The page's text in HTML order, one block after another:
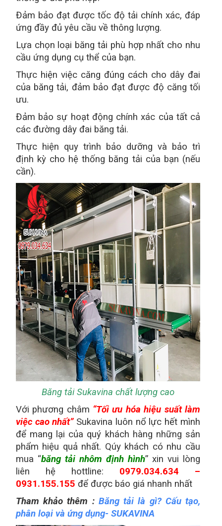
Đảm bảo đạt được tốc độ tải chính xác, đáp
ứng đầy đủ yêu cầu về thông lượng.
Lựa chọn loại băng tải phù hợp nhất cho nhu
cầu ứng dụng cụ thể của bạn.
Thực hiện việc căng đúng cách cho dây đai
của băng tải, đảm bảo đạt được độ căng tối
ưu.
Đảm bảo sự hoạt động chính xác của tất cả
các đường dây đai băng tải.
Thực hiện quy trình bảo dưỡng và bảo trì
định kỳ cho hệ thống băng tải của bạn (nếu
cần).
Băng tải Sukavina chất lượng cao
Với phương châm “Tối ưu hóa hiệu suất làm
việc cao nhất”Sukavina luôn nổ lực hết mình
để mang lại của quý khách hàng những sản
phẩm hiệu quả nhất. Qúy khách có nhu cầu
mua “băng tải nhôm định hình” xin vui lòng
liên hệ hottline: 0979.034.634 –
0931.155.155 để được báo giá nhanh nhất
Tham khảo thêm : Băng tải là gì? Cấu tạo,
phân loại và ứng dụng- SUKAVINA